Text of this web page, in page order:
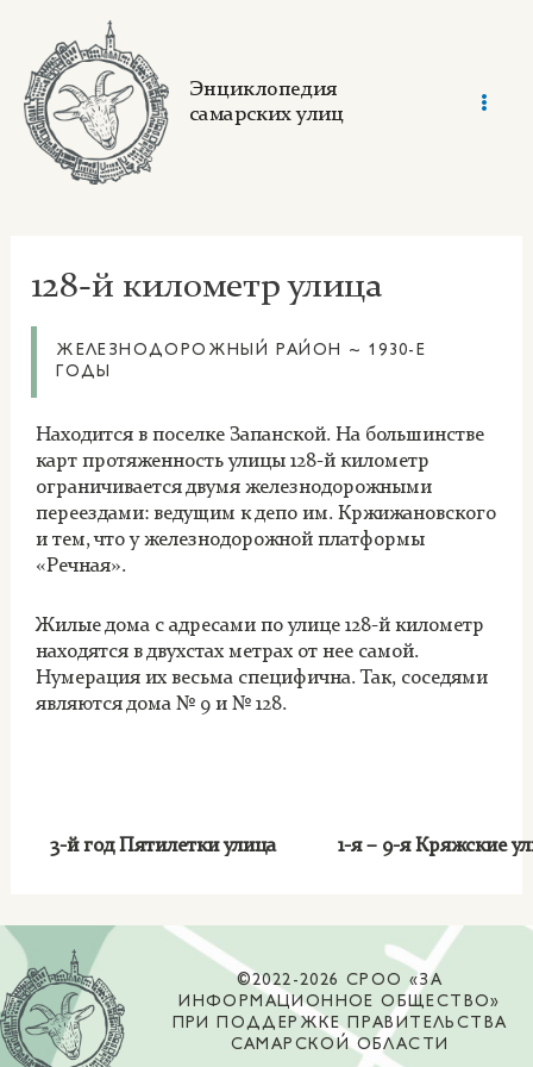
content
Энциклопедия
самарских улиц
128-й километр улица
ЖЕЛЕЗНОДОРОЖНЫЙ РАЙОН ~ 1930-Е
ГОДЫ
Находится в поселке Запанской. На большинстве
карт протяженность улицы 128-й километр
ограничивается двумя железнодорожными
переездами: ведущим к депо им. Кржижановского
и тем, что у железнодорожной платформы
«Речная».
Жилые дома с адресами по улице 128-й километр
находятся в двухстах метрах от нее самой.
Нумерация их весьма специфична. Так, соседями
являются дома № 9 и № 128.
3-й год Пятилетки улица 1-я – 9-я Кряжские
©2022-2026 СРОО «ЗА
ИНФОРМАЦИОННОЕ ОБЩЕСТВО»
ПРИ ПОДДЕРЖКЕ ПРАВИТЕЛЬСТВА
САМАРСКОЙ ОБЛАСТИ